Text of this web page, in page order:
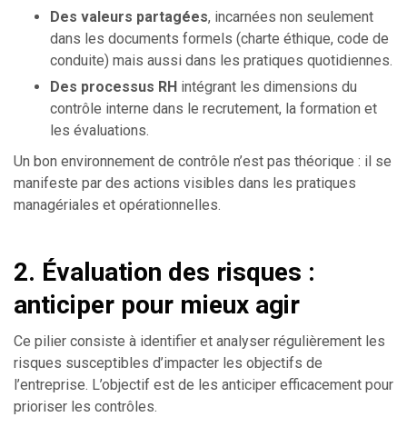
Des valeurs partagées, incarnées non seulement
dans les documents formels (charte éthique, code de
conduite) mais aussi dans les pratiques quotidiennes.
Des processus RH intégrant les dimensions du
contrôle interne dans le recrutement, la formation et
les évaluations.
Un bon environnement de contrôle n’est pas théorique : il se
manifeste par des actions visibles dans les pratiques
managériales et opérationnelles.
2. Évaluation des risques :
anticiper pour mieux agir
Ce pilier consiste à identifier et analyser régulièrement les
risques susceptibles d’impacter les objectifs de
l’entreprise. L’objectif est de les anticiper efficacement pour
prioriser les contrôles.